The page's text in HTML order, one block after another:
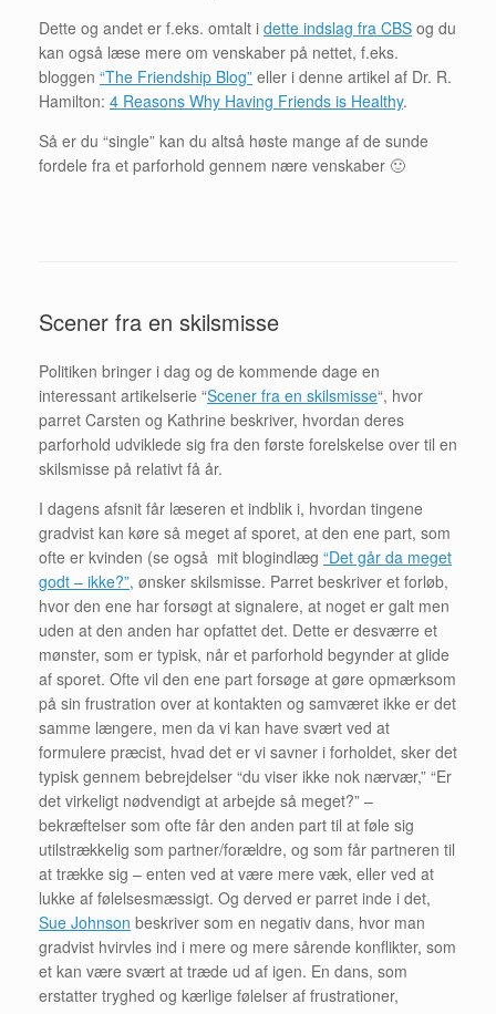
Dette og andet er f.eks. omtalt i dette indslag fra CBS og du
kan også læse mere om venskaber på nettet, f.eks.
bloggen “The Friendship Blog” eller i denne artikel af Dr. R.
Hamilton: 4 Reasons Why Having Friends is Healthy.
Så er du “single” kan du altså høste mange af de sunde
fordele fra et parforhold gennem nære venskaber 🙂
Scener fra en skilsmisse
Politiken bringer i dag og de kommende dage en
interessant artikelserie “Scener fra en skilsmisse“, hvor
parret Carsten og Kathrine beskriver, hvordan deres
parforhold udviklede sig fra den første forelskelse over til en
skilsmisse på relativt få år.
I dagens afsnit får læseren et indblik i, hvordan tingene
gradvist kan køre så meget af sporet, at den ene part, som
ofte er kvinden (se også mit blogindlæg “Det går da meget
godt – ikke?”, ønsker skilsmisse. Parret beskriver et forløb,
hvor den ene har forsøgt at signalere, at noget er galt men
uden at den anden har opfattet det. Dette er desværre et
mønster, som er typisk, når et parforhold begynder at glide
af sporet. Ofte vil den ene part forsøge at gøre opmærksom
på sin frustration over at kontakten og samværet ikke er det
samme længere, men da vi kan have svært ved at
formulere præcist, hvad det er vi savner i forholdet, sker det
typisk gennem bebrejdelser “du viser ikke nok nærvær,” “Er
det virkeligt nødvendigt at arbejde så meget?” –
bekræftelser som ofte får den anden part til at føle sig
utilstrækkelig som partner/forældre, og som får partneren til
at trække sig – enten ved at være mere væk, eller ved at
lukke af følelsesmæssigt. Og derved er parret inde i det,
Sue Johnson beskriver som en negativ dans, hvor man
gradvist hvirvles ind i mere og mere sårende konflikter, som
et kan være svært at træde ud af igen. En dans, som
erstatter tryghed og kærlige følelser af frustrationer,